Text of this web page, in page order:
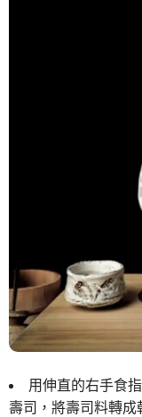
用伸直的右手食
壽司，將壽司料轉成